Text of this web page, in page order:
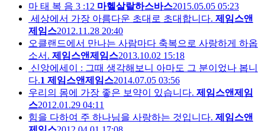
마 태 복 음 3 :12 마헬살랄하스바스2015.05.05 05:23
세상에서 가장 아름다운 초대로 초대합니다. 제임스앤
제임스2012.11.28 20:40
오클랜드에서 만나는 사람마다 축복으로 사랑하게 하옵
소서. 제임스앤제임스2013.10.02 15:18
신앙에세이 : 그때 생각해보니 아마도 그 분이었나 봅니
다.1 제임스앤제임스2014.07.05 03:56
우리의 몸에 가장 좋은 보약이 있습니다. 제임스앤제임
스2012.01.29 04:11
힘을 다하여 주 하나님을 사랑하는 것입니다. 제임스앤